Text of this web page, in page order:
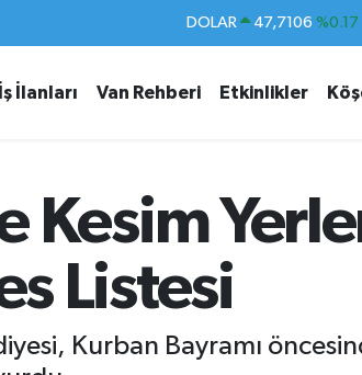
EURO 55,1652 %0.27
GRAM ALTIN 6648.99 %2.59
DOLAR 47,7106 %0.17
İş İlanları Van Rehberi Etkinlikler
Kesim
Listesi
Kurban Bayramı